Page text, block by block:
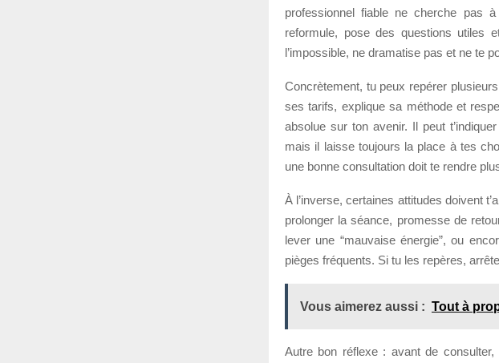
professionnel fiable ne cherche pas
reformule, pose des questions utiles
l’impossible, ne dramatise pas et ne te
Concrètement, tu peux repérer
ses tarifs, explique sa méthode et
absolue sur ton avenir. Il peut
mais il laisse toujours la place à tes
une bonne consultation doit te rendre
À l’inverse, certaines attitudes doivent
prolonger la séance, promesse de
lever une “mauvaise énergie”, ou
pièges fréquents. Si tu les repères,
Vous aimerez aussi : Tout à
Autre bon réflexe : avant de